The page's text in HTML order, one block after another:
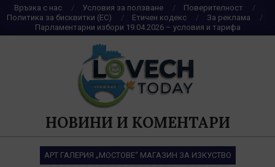
Skip
to
content
Връзка с нас Условия за ползване
Поверителност
Политика за бисквитки (ЕС)
Етичен кодекс
За реклама
Парламентарни избори 19.04.2026 – условия и тарифа
НОВИНИ И КОМЕНТАРИ
АРТ ГАЛЕРИЯ „МОСТОВЕ“ МАГАЗИН ЗА ИЗКУСТВО